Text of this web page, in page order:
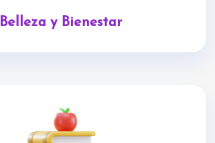
Belleza y Bienestar